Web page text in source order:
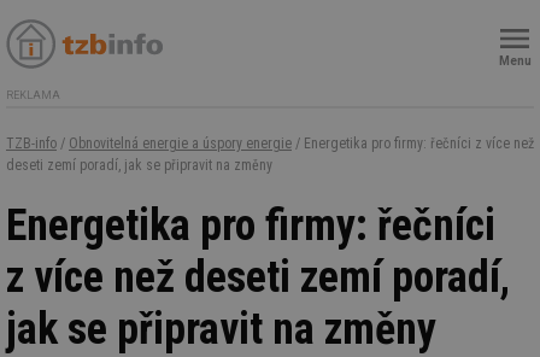
Menu
REKLAMA
TZB-info / Obnovitelná energie a úspory energie / Energetika pro firmy: řečníci z více než
deseti zemí poradí, jak se připravit na změny
Energetika pro firmy: řečníci
z více než deseti zemí poradí,
jak se připravit na změny